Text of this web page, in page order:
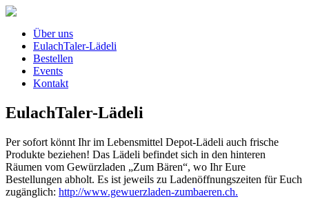
Über uns
EulachTaler-Lädeli
Bestellen
Events
Kontakt
EulachTaler-Lädeli
Per sofort könnt Ihr im Lebensmittel Depot-Lädeli auch frische
Produkte beziehen! Das Lädeli befindet sich in den hinteren
Räumen vom Gewürzladen „Zum Bären“, wo Ihr Eure
Bestellungen abholt. Es ist jeweils zu Ladenöffnungszeiten für Euch
zugänglich: http://www.gewuerzladen-zumbaeren.ch.